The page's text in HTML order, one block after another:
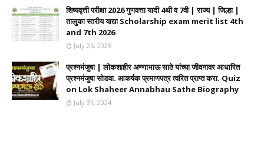
शिष्यवृत्ती परीक्षा 2026 गुणवत्ता यादी 4थी व 7वी | राज्य | जिल्हा |
तालुका स्तरीय याद्या Scholarship exam merit list 4th
and 7th 2026
July 25, 2026
प्रश्नमंजुषा | लोकशाहीर अण्णाभाऊ साठे यांच्या जीवनावर आधारित
प्रश्नमंजुषा सोडवा. आकर्षक प्रमाणपत्र त्वरित प्राप्त करा. Quiz
on Lok Shaheer Annabhau Sathe Biography
July 31, 2024